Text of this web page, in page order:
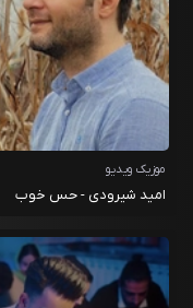
موزیک ویدیو
امید شیرودی - حس خوب